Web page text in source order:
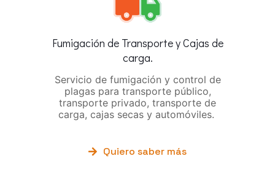
Fumigación de Transporte y Cajas de
carga.
Servicio de fumigación y control de
plagas para transporte público,
transporte privado, transporte de
carga, cajas secas y automóviles.
Quiero saber más